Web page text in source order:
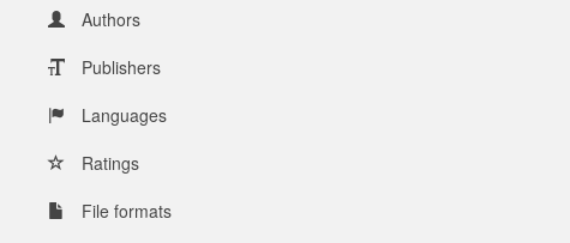
Authors
Publishers
Languages
Ratings
File formats